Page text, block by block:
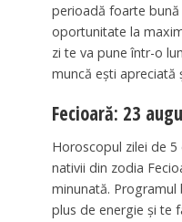
perioadă foarte
oportunitate la
zi te va pune într-o
muncă ești apreciată
Fecioară: 23
Horoscopul zilei de
nativii din zodia
minunată.
plus de energie și te